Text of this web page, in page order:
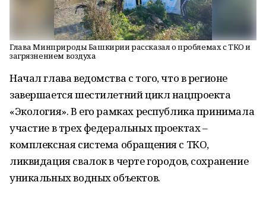
Глава Минприроды Башкирии рассказал о проблемах с ТКО и
загрязнением воздуха
Начал глава ведомства с того, что в регионе
завершается шестилетний цикл нацпроекта
«Экология». В его рамках республика принимала
участие в трех федеральных проектах –
комплексная система обращения с ТКО,
ликвидация свалок в черте городов, сохранение
уникальных водных объектов.